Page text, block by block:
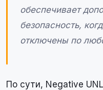
обеспечивает
безопасность,
отключены по
По сути, Negative